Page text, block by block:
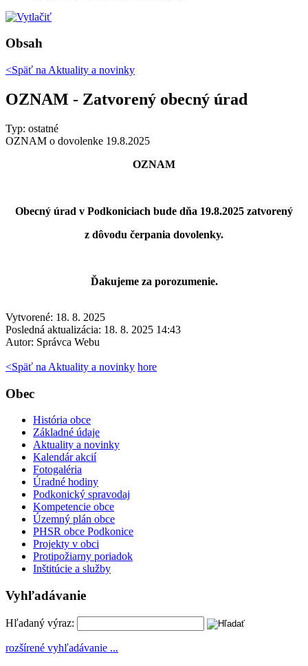
Obsah
<Späť na Aktuality a novinky
OZNAM - Zatvorený obecný úrad
Typ: ostatné
OZNAM o dovolenke 19.8.2025
OZNAM
Obecný úrad v Podkoniciach bude dňa 19.8.2025 zatvorený
z dôvodu čerpania dovolenky.
Ďakujeme za porozumenie.
Vytvorené: 18. 8. 2025
Posledná aktualizácia: 18. 8. 2025 14:43
Autor: Správca Webu
<Späť na Aktuality a novinky hore
Obec
História obce
Základné údaje
Aktuality a novinky
Kalendár akcií
Fotogaléria
Úradné hodiny
Podkonický spravodaj
Kompetencie obce
Územný plán obce
PHSR obce Podkonice
Projekty v obci
Protipožiarny poriadok
Inštitúcie a služby
Vyhľadávanie
Hľadaný výraz:
rozšírené vyhľadávanie ...